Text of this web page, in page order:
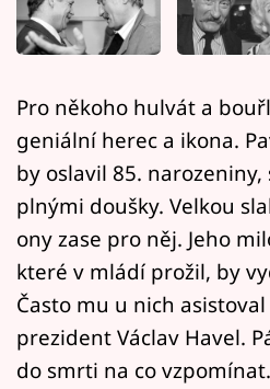
Mámy sobě
Sledujte nás
Pro někoho hulvát a
geniální herec a ikona.
by oslavil 85.
plnými doušky. Velkou
ony zase pro něj. Jeho
které v mládí prožil, by
Často mu u nich
prezident Václav Havel.
do smrti na co vzpomínat.